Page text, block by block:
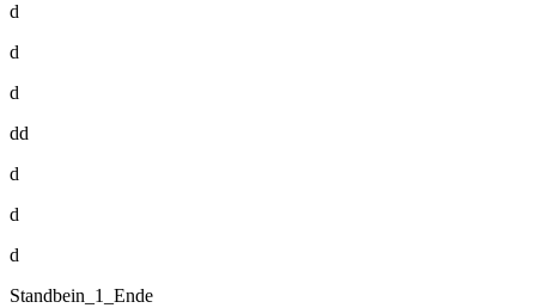
d
d
d
dd
d
d
d
Standbein_1_Ende